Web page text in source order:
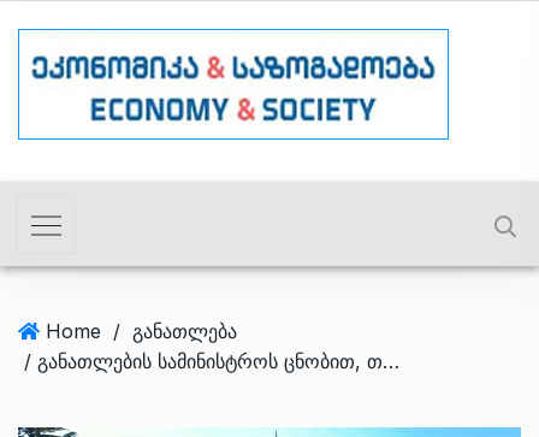
Home / განათლება
/ განათლების სამინისტროს ცნობით, თსუ და ტექნიკური უნივერსიტეტი ერთიანდება